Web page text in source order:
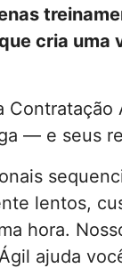
cria uma
— e seus
lentos,
hora.
ajuda